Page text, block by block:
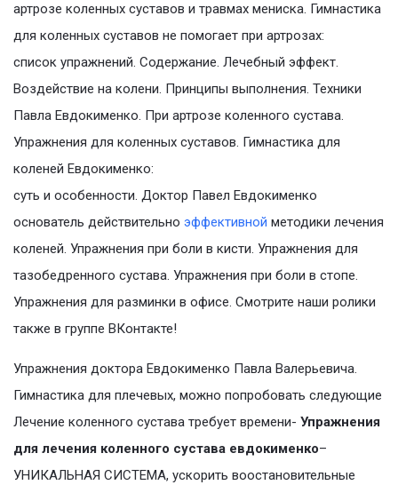
артрозе коленных суставов и травмах мениска. Гимнастика
для коленных суставов не помогает при артрозах:
список упражнений. Содержание. Лечебный эффект.
Воздействие на колени. Принципы выполнения. Техники
Павла Евдокименко. При артрозе коленного сустава.
Упражнения для коленных суставов. Гимнастика для
коленей Евдокименко:
суть и особенности. Доктор Павел Евдокименко
основатель действительно эффективной методики лечения
коленей. Упражнения при боли в кисти. Упражнения для
тазобедренного сустава. Упражнения при боли в стопе.
Упражнения для разминки в офисе. Смотрите наши ролики
также в группе ВКонтакте!
Упражнения доктора Евдокименко Павла Валерьевича.
Гимнастика для плечевых, можно попробовать следующие
Лечение коленного сустава требует времени- Упражнения
для лечения коленного сустава евдокименко–
УНИКАЛЬНАЯ СИСТЕМА, ускорить воостановительные